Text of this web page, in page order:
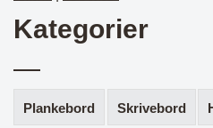
Kategorier
Plankebord Skrivebord